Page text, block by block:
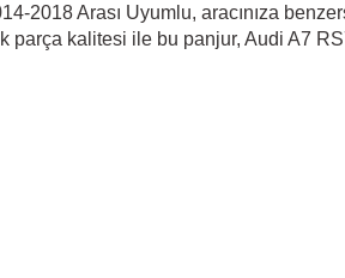
Arası Uyumlu, aracınıza
parça kalitesi ile bu panjur, Audi A7